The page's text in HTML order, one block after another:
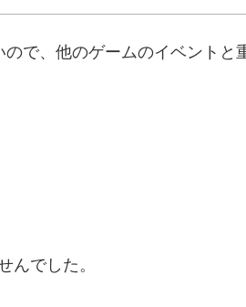
で、他のゲームのイベントと
んでした。